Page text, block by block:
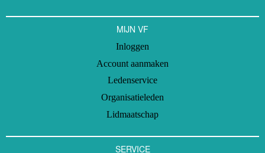
MIJN VF
Inloggen
Account aanmaken
Ledenservice
Organisatieleden
Lidmaatschap
SERVICE